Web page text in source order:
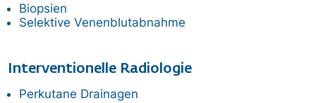
Biopsien
Selektive Venenblutabnahme
Interventionelle Radiologie
Perkutane Drainagen